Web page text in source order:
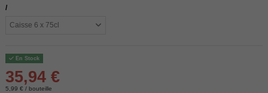
/
En Stock
35,94 €
5,99 € / bouteille